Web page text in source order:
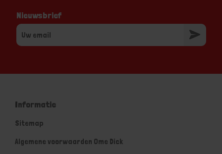
Nieuwsbrief
Informatie
Sitemap
Algemene voorwaarden Ome Dick